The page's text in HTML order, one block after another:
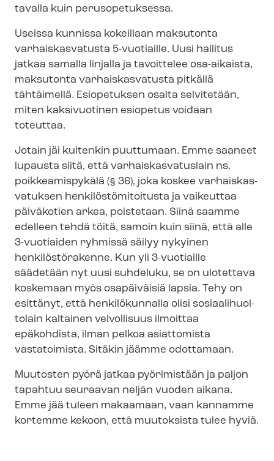
tavalla kuin perusopetuksessa.
Useissa kunnissa kokeillaan maksutonta
varhaiskasvatusta 5-vuotiaille. Uusi hallitus
jatkaa samalla linjalla ja tavoittelee osa-aikaista,
maksutonta varhaiskasvatusta pitkällä
tähtäimellä. Esiopetuksen osalta selvitetään,
miten kaksivuotinen esiopetus voidaan
toteuttaa.
Jotain jäi kuitenkin puuttumaan. Emme saaneet
lupausta siitä, että var­hais­kas­va­tus­lain ns.
poikkeamispykälä (§ 36), joka koskee var­hais­kas­
va­tuk­sen hen­ki­lös­tö­mi­toi­tus­ta ja vaikeuttaa
päiväkotien arkea, poistetaan. Siinä saamme
edelleen tehdä töitä, samoin kuin siinä, että alle
3-vuotiaiden ryhmissä säilyy nykyinen
henkilöstörakenne. Kun yli 3-vuotiaille
säädetään nyt uusi suhdeluku, se on ulotettava
koskemaan myös osapäiväisiä lapsia. Tehy on
esittänyt, että henkilökunnalla olisi so­si­aa­li­huol­
to­lain kaltainen velvollisuus ilmoittaa
epäkohdista, ilman pelkoa asiattomista
vastatoimista. Sitäkin jäämme odottamaan.
Muutosten pyörä jatkaa pyörimistään ja paljon
tapahtuu seuraavan neljän vuoden aikana.
Emme jää tuleen makaamaan, vaan kannamme
kortemme kekoon, että muutoksista tulee hyviä.